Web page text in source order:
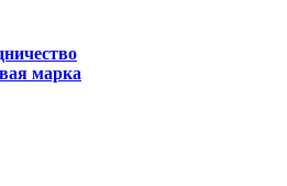
марка